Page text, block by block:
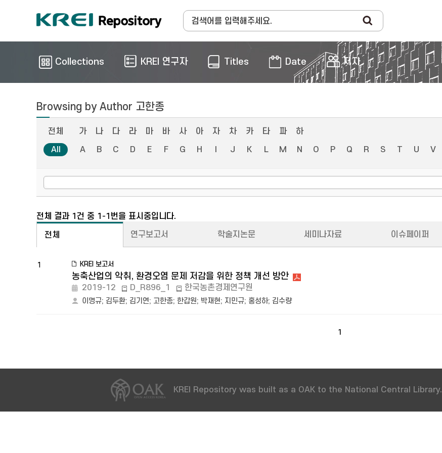
Collections KREI 연구자 Titles Date 저자
Browsing by Author 고한종
전체 가 나 다 라 마 바 사 아 자 차 카 타 파
하
All
A B C D E F G H J K L M N O P Q R S T U V
전체 결과 1건 중 1-1번을 표시중입니다.
전체 연구보고서 학술지논문 세미나자료 이슈페이퍼
1 KREI 보고서
농축산업의 악취, 환경오염 문제 저감을 위한 정책 개선 방안
2019-12 D_R896_1 한국농촌경제연구원
이명규; 김두환; 김기연; 고한종; 한갑원; 박재현; 지민규; 홍성하; 김수량
1
KREI Repository was built as a OAK to the National Central Library.